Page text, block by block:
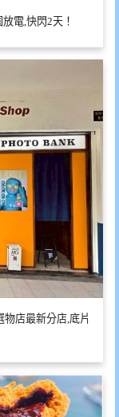
電,快閃2天！
物店最新分店,底片